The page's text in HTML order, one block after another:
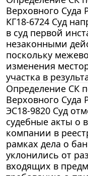
Верховного Суда
КГ18-6724 Суд
в суд первой
незаконными
поскольку
изменения
участка в
Определение СК
Верховного Суда
ЭС18-9820 Суд
судебные акты о
компании в
рамках дела о
уклонились от
входящих в